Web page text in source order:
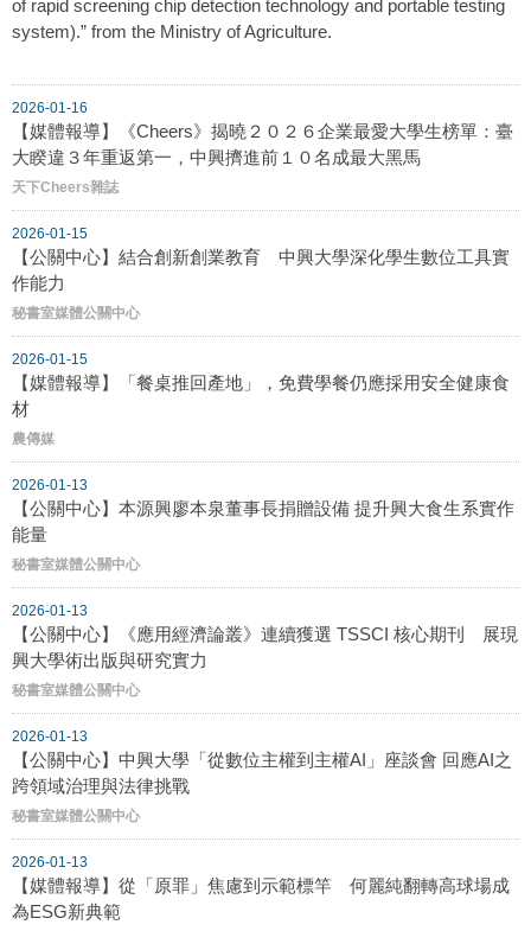
of rapid screening chip detection technology and portable testing
system).” from the Ministry of Agriculture.
2026-01-16
【媒體報導】《Cheers》揭曉２０２６企業最愛大學生榜單：臺
大睽違３年重返第一，中興擠進前１０名成最大黑馬
天下Cheers雜誌
2026-01-15
【公關中心】結合創新創業教育 中興大學深化學生數位工具實
作能力
秘書室媒體公關中心
2026-01-15
【媒體報導】「餐桌推回產地」，免費學餐仍應採用安全健康食
材
農傳媒
2026-01-13
【公關中心】本源興廖本泉董事長捐贈設備 提升興大食生系實作
能量
秘書室媒體公關中心
2026-01-13
【公關中心】《應用經濟論叢》連續獲選 TSSCI 核心期刊 展現
興大學術出版與研究實力
秘書室媒體公關中心
2026-01-13
【公關中心】中興大學「從數位主權到主權AI」座談會 回應AI之
跨領域治理與法律挑戰
秘書室媒體公關中心
2026-01-13
【媒體報導】從「原罪」焦慮到示範標竿 何麗純翻轉高球場成
為ESG新典範